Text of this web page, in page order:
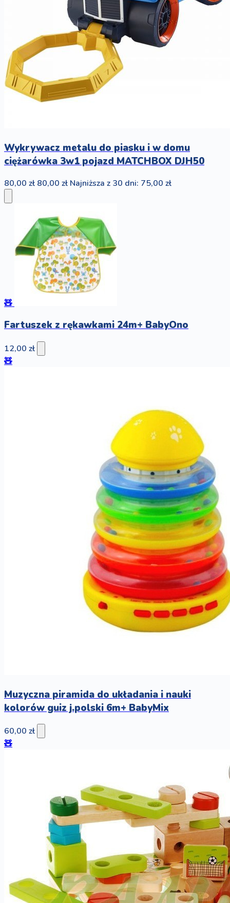
Wykrywacz metalu do piasku i w domu
ciężarówka 3w1 pojazd MATCHBOX DJH50
80,00 zł 80,00 zł Najniższa z 30 dni: 75,00 zł
🧸
Fartuszek z rękawkami 24m+ BabyOno
12,00 zł
🧸
Muzyczna piramida do układania i nauki
kolorów guiz j.polski 6m+ BabyMix
60,00 zł
🧸